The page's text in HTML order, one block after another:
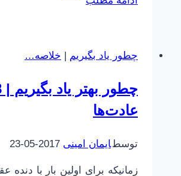
34
فایل
خطوط
چطور یاد بگیریم | خلاصه…
عادت‌ها
توسطایمان امینی 2017-05-23
زمانیکه برای اولین بار با دنده